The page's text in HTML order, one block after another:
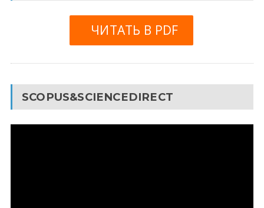
ЧИТАТЬ В PDF
SCOPUS&SCIENCEDIRECT